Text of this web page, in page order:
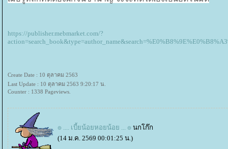
https://publisher.mebmarket.com/?
Create Date : 10 ตุลาคม 2563
Last Update : 10 ตุลาคม 2563 9:20:17 น.
Counter : 1338 Pageviews.
๏ .... เบี้ยน้อยหอยน้อย ... ๏ นกโก๊ก
(14 ม.ค. 2569 00:01:25 น.)